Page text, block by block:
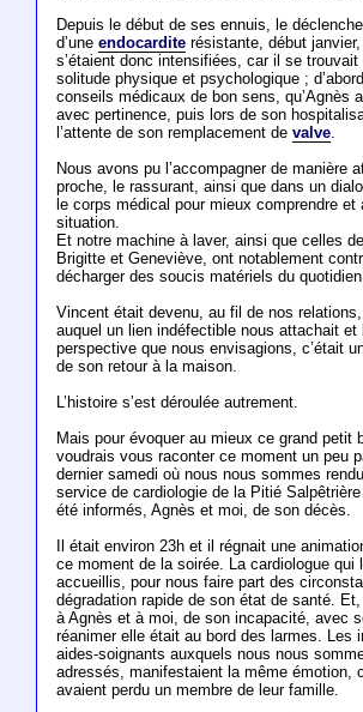
Depuis le début de ses ennuis, le
d’une endocarditerésistante, début
s’étaient donc intensifiées, car il se trouvait
solitude physique et psychologique ;
conseils médicaux de bon sens, qu’Agnès
avec pertinence, puis lors de son
l’attente de son remplacement de valve.
Nous avons pu l’accompagner de manière
proche, le rassurant, ainsi que dans un
le corps médical pour mieux comprendre et
situation.
Et notre machine à laver, ainsi que celles
Brigitte et Geneviève, ont notablement
décharger des soucis matériels du
Vincent était devenu, au fil de nos
auquel un lien indéfectible nous attachait et
perspective que nous envisagions, c’était
de son retour à la maison.
L’histoire s’est déroulée autrement.
Mais pour évoquer au mieux ce grand petit
voudrais vous raconter ce moment un peu
dernier samedi où nous nous sommes
service de cardiologie de la Pitié
été informés, Agnès et moi, de son décès.
Il était environ 23h et il régnait une
ce moment de la soirée. La cardiologue qui
accueillis, pour nous faire part des
dégradation rapide de son état de santé.
à Agnès et à moi, de son incapacité, avec
réanimer elle était au bord des larmes. Les
aides-soignants auxquels nous nous
adressés, manifestaient la même émotion,
avaient perdu un membre de leur famille.